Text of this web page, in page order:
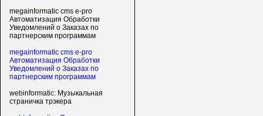
megainformatic cms e-pro
Автоматизация Обработки
Уведомлений о Заказах по
партнерским программам
megainformatic cms e-pro
Автоматизация Обработки
Уведомлений о Заказах по
партнерским программам
webinformatic: Музыкальная
страничка трэкера